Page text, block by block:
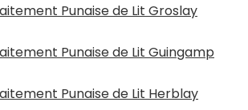
Punaise de Lit Groslay
Punaise de Lit Guingamp
Punaise de Lit Herblay